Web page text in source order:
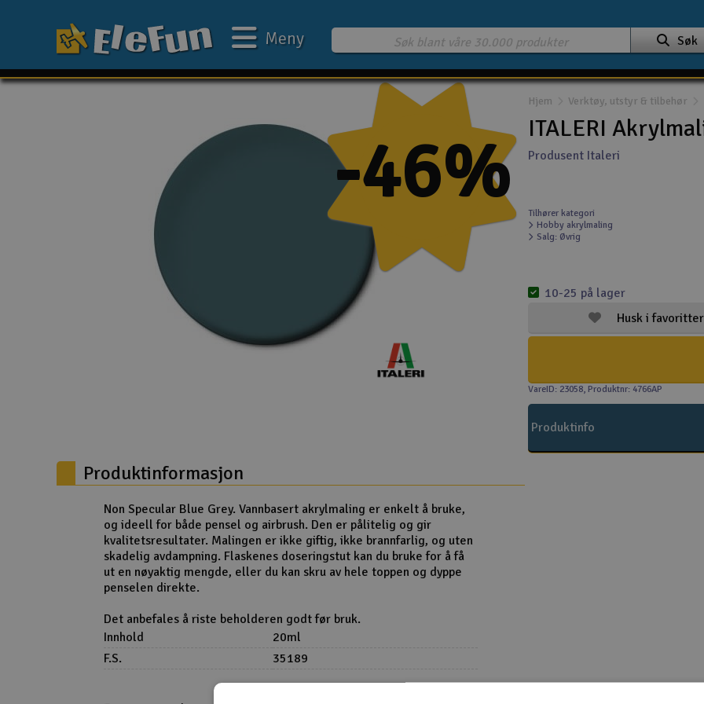
Mine favoritter
Batteri & ladere
Helikopter
Kamerautstyr
Modellbygging, LEGO & byggesett
Modelljernbane
Motor & tilbehør
Outlet
Radioutstyr
Søk
Meny
-46%
Hjem Verktøy, utstyr & tilbehør
ITALERI
Produsent Italeri
Tilhører kategori
Hobby akrylmaling
Salg: Øvrig
Husk i favoritter
10-25 på lager
VareID: 23058, Produktnr: 4766AP
Produktinfo
Produktinformasjon
Non Specular Blue Grey. Vannbasert akrylmaling er enkelt å bruke,
og ideell for både pensel og airbrush. Den er pålitelig og gir
kvalitetsresultater. Malingen er ikke giftig, ikke brannfarlig, og uten
skadelig avdampning. Flaskenes doseringstut kan du bruke for å få
ut en nøyaktig mengde, eller du kan skru av hele toppen og dyppe
penselen direkte.
Det anbefales å riste beholderen godt før bruk.
Innhold
20ml
F.S.
35189